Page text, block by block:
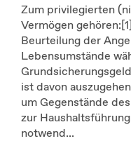
Zum privilegierten
Vermögen
Beurteilung der
Lebensumstände
ist davon
um Gegenstände
zur
notwend...